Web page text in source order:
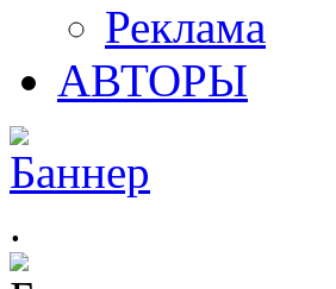
Реклама
АВТОРЫ
.